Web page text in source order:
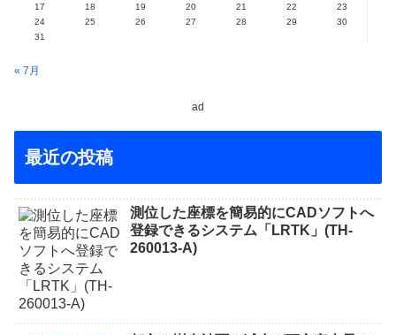
17
18 19 20 21 22
23
24
25 26 27 28 29
30
31
« 7月
ad
最近の投稿
測位した座標を簡易的にCADソフトへ
登録できるシステム「LRTK」(TH-
260013-A)